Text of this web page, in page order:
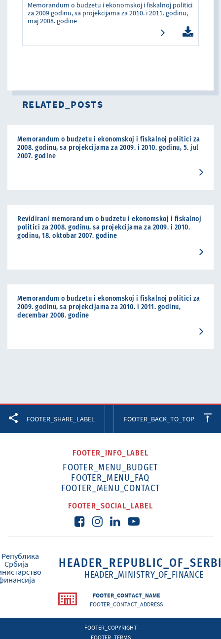
Memorandum o budzetu i ekonomskoj i fiskalnoj politici
za 2009 godinu, sa projekcijama za 2010. i 2011. godinu,
maj 2008. godine
RELATED_POSTS
Memorandum o budzetu i ekonomskoj i fiskalnoj politici za
2008. godinu, sa projekcijama za 2009. i 2010. godinu, 5. jul
2007. godine
Revidirani memorandum o budzetu i ekonomskoj i fiskalnoj
politici za 2008. godinu, sa projekcijama za 2009. i 2010.
godinu, 18. oktobar 2007. godine
Memorandum o budzetu i ekonomskoj i fiskalnoj politici za
2009. godinu, sa projekcijama za 2010. i 2011. godinu,
decembar 2008. godine
FOOTER_SHARE_LABEL FOOTER_BACK_TO_TOP
FOOTER_INFO_LABEL
FOOTER_MENU_BUDGET
FOOTER_MENU_FAQ
FOOTER_MENU_CONTACT
FOOTER_SOCIAL_LABEL
HEADER_MINISTRY_OF_FINANCE
FOOTER_CONTACT_NAME
FOOTER_CONTACT_ADDRESS
FOOTER_COPYRIGHT
FOOTER_TERMS